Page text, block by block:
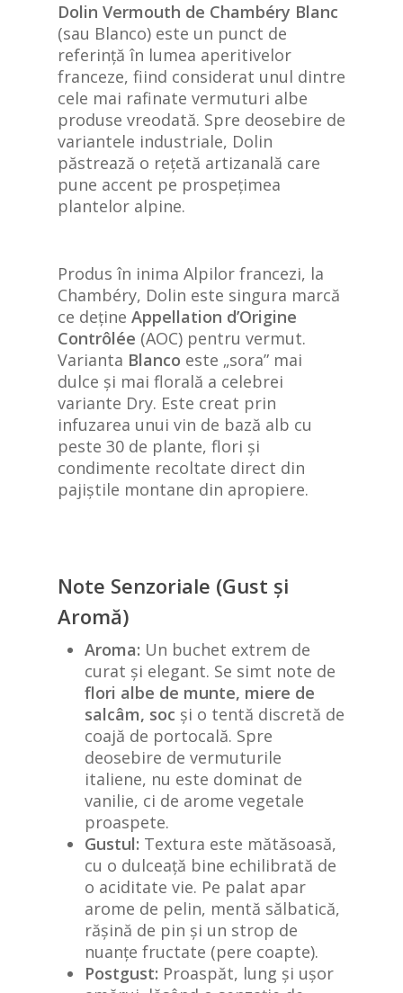
Dolin Vermouth de Chambéry Blanc
(sau Blanco) este un punct de
referință în lumea aperitivelor
franceze, fiind considerat unul dintre
cele mai rafinate vermuturi albe
produse vreodată. Spre deosebire de
variantele industriale, Dolin
păstrează o rețetă artizanală care
pune accent pe prospețimea
plantelor alpine.
Produs în inima Alpilor francezi, la
Chambéry, Dolin este singura marcă
ce deține Appellation d’Origine
Contrôlée (AOC) pentru vermut.
Varianta Blanco este „sora” mai
dulce și mai florală a celebrei
variante Dry. Este creat prin
infuzarea unui vin de bază alb cu
peste 30 de plante, flori și
condimente recoltate direct din
pajiștile montane din apropiere.
Note Senzoriale (Gust și
Aromă)
Aroma: Un buchet extrem de
curat și elegant. Se simt note de
flori albe de munte, miere de
salcâm, soc și o tentă discretă de
coajă de portocală. Spre
deosebire de vermuturile
italiene, nu este dominat de
vanilie, ci de arome vegetale
proaspete.
Gustul: Textura este mătăsoasă,
cu o dulceață bine echilibrată de
o aciditate vie. Pe palat apar
arome de pelin, mentă sălbatică,
rășină de pin și un strop de
nuanțe fructate (pere coapte).
Postgust: Proaspăt, lung și ușor